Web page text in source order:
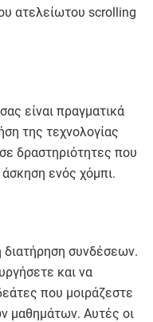
ατελείωτου scrolling
είναι πραγματικά
της τεχνολογίας
δραστηριότητες που
ενός χόμπι.
διατήρηση συνδέσεων.
και να
που μοιράζεστε
μαθημάτων. Αυτές οι